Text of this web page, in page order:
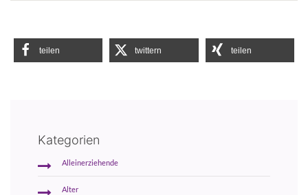
teilen twittern teilen
Kategorien
Alleinerziehende
Alter